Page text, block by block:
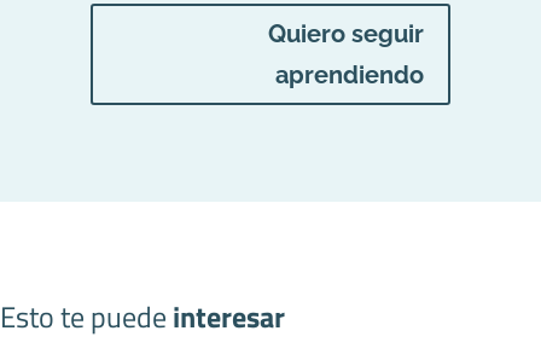
Quiero seguir
aprendiendo
Esto te puedeinteresar